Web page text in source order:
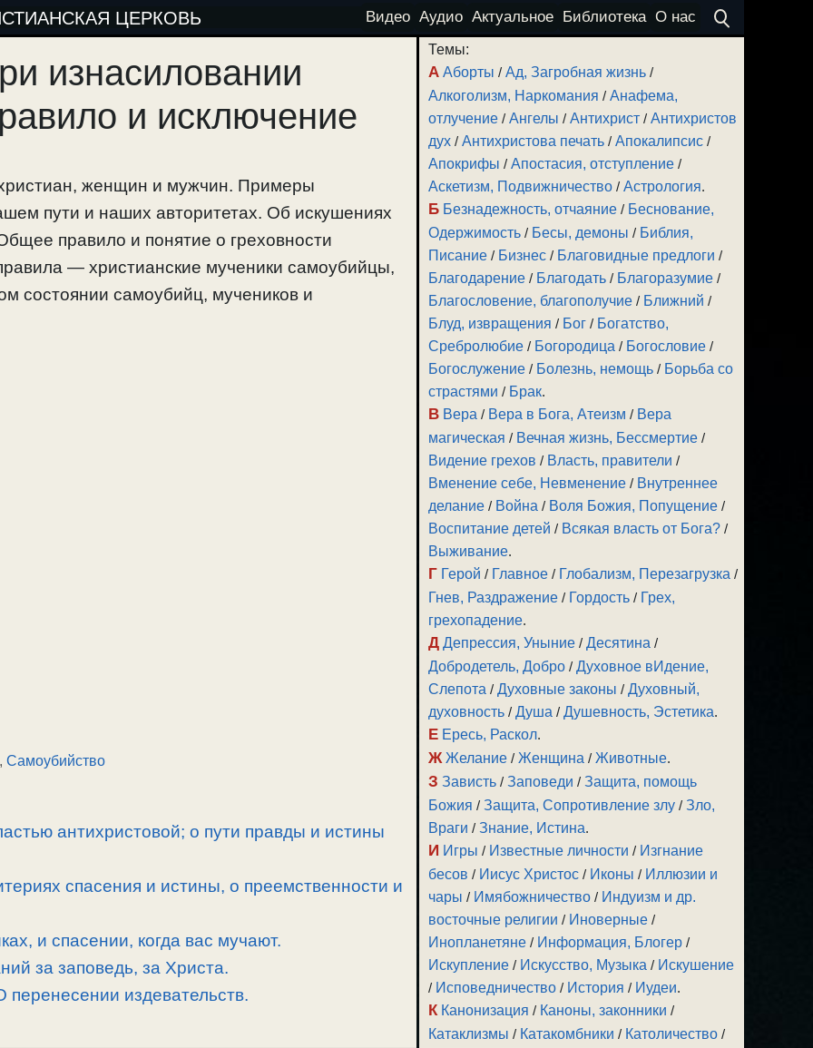
ЦЕРКОВЬ Видео Аудио Актуальное Библиотека О нас
изнасиловании
и исключение
женщин и мужчин. Примеры
пути и наших авторитетах. Об искушениях
правило и понятие о греховности
— христианские мученики самоубийцы,
состоянии самоубийц, мучеников и
Самоубийство
антихристовой; о пути правды и истины
спасения и истины, о преемственности и
и спасении, когда вас мучают.
за заповедь, за Христа.
перенесении издевательств.
Темы:
А Аборты /Ад, Загробная жизнь /
Алкоголизм, Наркомания /Анафема,
отлучение /Ангелы /Антихрист /Антихристов
дух /Антихристова печать /Апокалипсис /
Апокрифы /Апостасия, отступление /
Аскетизм, Подвижничество /Астрология.
Б Безнадежность, отчаяние / Беснование,
Одержимость / Бесы, демоны / Библия,
Писание / Бизнес / Благовидные предлоги /
Благодарение / Благодать / Благоразумие /
Благословение, благополучие / Ближний /
Блуд, извращения / Бог / Богатство,
Сребролюбие / Богородица / Богословие /
Богослужение / Болезнь, немощь / Борьба со
страстями / Брак.
В Вера / Вера в Бога, Атеизм / Вера
магическая / Вечная жизнь, Бессмертие /
Видение грехов / Власть, правители /
Вменение себе, Невменение / Внутреннее
делание / Война / Воля Божия, Попущение /
Воспитание детей / Всякая власть от Бога? /
Выживание.
Г Герой / Главное / Глобализм, Перезагрузка /
Гнев, Раздражение / Гордость / Грех,
грехопадение.
Д Депрессия, Уныние /Десятина /
Добродетель, Добро /Духовное вИдение,
Слепота /Духовные законы /Духовный,
духовность /Душа /Душевность, Эстетика.
Е Ересь, Раскол.
Ж Желание /Женщина /Животные.
З Зависть /Заповеди /Защита, помощь
Божия /Защита, Сопротивление злу /Зло,
Враги /Знание, Истина.
И Игры / Известные личности / Изгнание
бесов / Иисус Христос / Иконы / Иллюзии и
чары / Имябожничество / Индуизм и др.
восточные религии / Иноверные /
Инопланетяне / Информация, Блогер /
Искупление / Искусство, Музыка / Искушение
/ Исповедничество / История / Иудеи.
К Канонизация / Каноны, законники /
Катаклизмы / Катакомбники / Католичество /